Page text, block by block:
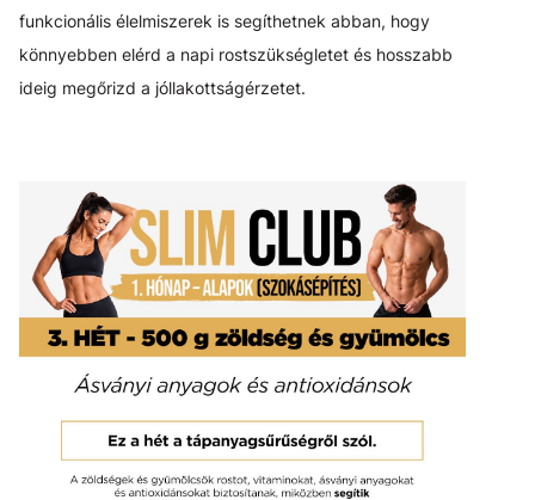
funkcionális élelmiszerek is segíthetnek abban, hogy
könnyebben elérd a napi rostszükségletet és hosszabb
ideig megőrizd a jóllakottságérzetet.